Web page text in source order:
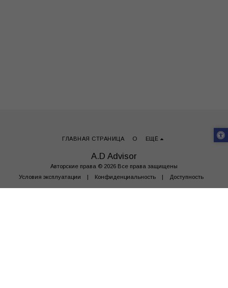
A.D Advisor
Авторские права © 2026 Все права защищены
Условия эксплуатации | Конфиденциальность| Доступность
ГЛАВНАЯ СТРАНИЦА О ЕЩЁ